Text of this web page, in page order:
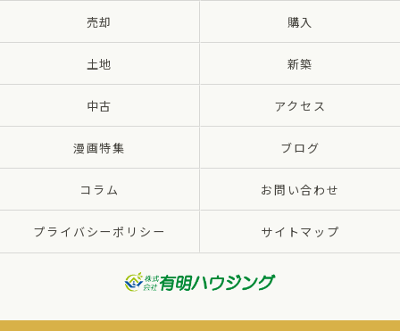
売却 購入
土地 新築
中古 アクセス
漫画特集 ブログ
コラム お問い合わせ
プライバシーポリシー サイトマップ